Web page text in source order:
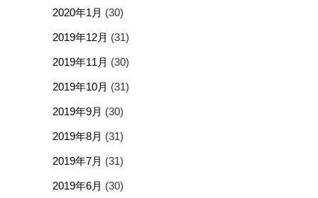
2020年1月 (30)
2019年12月 (31)
2019年11月 (30)
2019年10月 (31)
2019年9月 (30)
2019年8月 (31)
2019年7月 (31)
2019年6月 (30)